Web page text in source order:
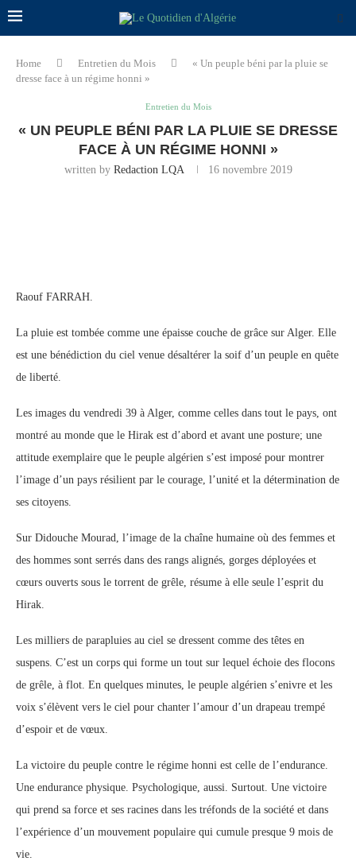
Home Entretien du Mois
« Un peuple béni par la pluie se
dresse face à un régime honni »
Entretien du Mois
« UN PEUPLE BÉNI PAR LA PLUIE SE DRESSE
FACE À UN RÉGIME HONNI »
written by Redaction LQA 16 novembre 2019
Raouf FARRAH.
La pluie est tombée comme une épaisse couche de grâce sur Alger. Elle
est une bénédiction du ciel venue désaltérer la soif d’un peuple en quête
de liberté.
Les images du vendredi 39 à Alger, comme celles dans tout le pays, ont
montré au monde que le Hirak est d’abord et avant une posture; une
attitude exemplaire que le peuple algérien s’est imposé pour montrer
l’image d’un pays résilient par le courage, l’unité et la détermination de
ses citoyens.
Sur Didouche Mourad, l’image de la chaîne humaine où des femmes et
des hommes sont serrés dans des rangs alignés, gorges déployées et
cœurs ouverts sous le torrent de grêle, résume à elle seule l’esprit du
Hirak.
Les milliers de parapluies au ciel se dressent comme des têtes en
suspens. C’est un corps qui forme un tout sur lequel échoie des flocons
de grêle, à flot. En quelques minutes, le peuple algérien s’enivre et les
voix s’élèvent vers le ciel pour chanter l’amour d’un drapeau trempé
d’espoir et de vœux.
La victoire du peuple contre le régime honni est celle de l’endurance.
Une endurance physique. Psychologique, aussi. Surtout. Une victoire
qui prend sa force et ses racines dans les tréfonds de la société et dans
l’expérience d’un mouvement populaire qui cumule presque 9 mois de
vie.